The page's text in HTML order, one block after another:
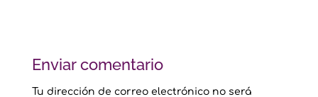
Enviar comentario
Tu dirección de correo electrónico no será